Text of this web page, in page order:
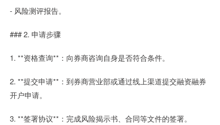
- 风险测评报告。
### 2. 申请步骤
1. **资格查询**：向券商咨询自身是否符合条件。
2. **提交申请**：到券商营业部或通过线上渠道提交融资融券
开户申请。
3. **签署协议**：完成风险揭示书、合同等文件的签署。